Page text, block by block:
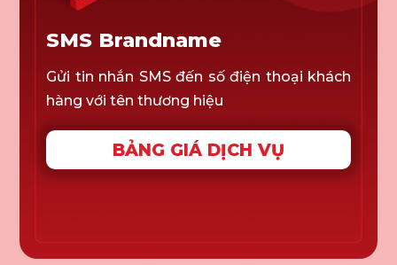
SMS Brandname
Gửi tin nhắn SMS đến số điện thoại khách
hàng với tên thương hiệu
BẢNG GIÁ DỊCH VỤ